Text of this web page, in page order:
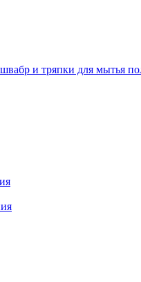
и тряпки для мытья